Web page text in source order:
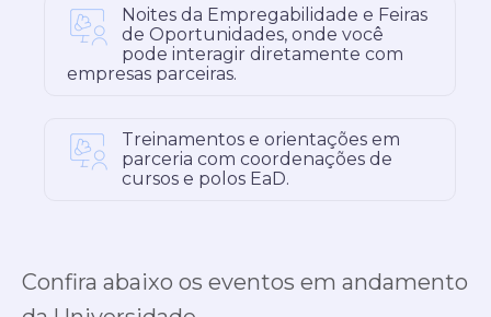
Noites da Empregabilidade e Feiras
de Oportunidades, onde você
pode interagir diretamente com
empresas parceiras.
Treinamentos e orientações em
parceria com coordenações de
cursos e polos EaD.
Confira abaixo os eventos em andamento